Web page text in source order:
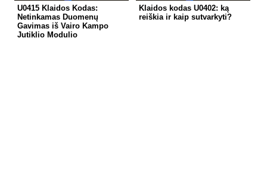
U0415 Klaidos Kodas:
Netinkamas Duomenų
Gavimas iš Vairo Kampo
Jutiklio Modulio
Klaidos kodas U0402: ką
reiškia ir kaip sutvarkyti?